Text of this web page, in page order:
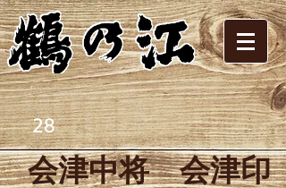
28
会津中将 会津印